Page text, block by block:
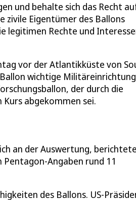
und behalte sich das Recht
zivile Eigentümer des Ballons
legitimen Rechte und
vor der Atlantikküste von
wichtige
der durch die
abgekommen sei.
an der Auswertung,
Angaben rund 11
des Ballons. US-